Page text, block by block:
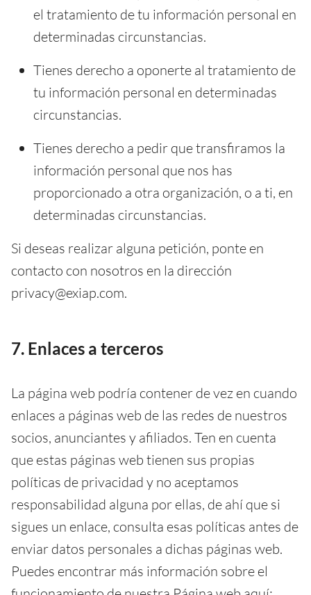
el tratamiento de tu información personal en
determinadas circunstancias.
Tienes derecho a oponerte al tratamiento de
tu información personal en determinadas
circunstancias.
Tienes derecho a pedir que transfiramos la
información personal que nos has
proporcionado a otra organización, o a ti, en
determinadas circunstancias.
Si deseas realizar alguna petición, ponte en
contacto con nosotros en la dirección
privacy@exiap.com.
7. Enlaces a terceros
La página web podría contener de vez en cuando
enlaces a páginas web de las redes de nuestros
socios, anunciantes y afiliados. Ten en cuenta
que estas páginas web tienen sus propias
políticas de privacidad y no aceptamos
responsabilidad alguna por ellas, de ahí que si
sigues un enlace, consulta esas políticas antes de
enviar datos personales a dichas páginas web.
Puedes encontrar más información sobre el